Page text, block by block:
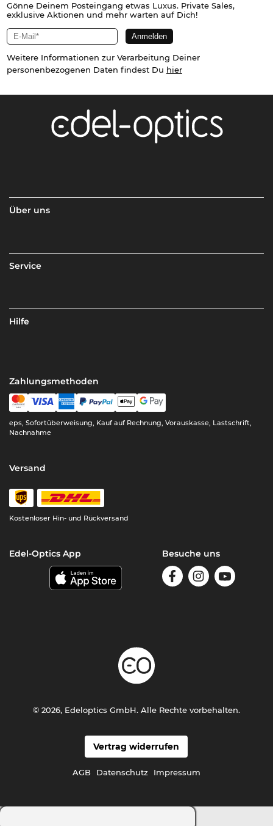
Gönne Deinem Posteingang etwas Luxus. Private Sales,
exklusive Aktionen und mehr warten auf Dich!
Weitere Informationen zur Verarbeitung Deiner
personenbezogenen Daten findest Du hier
Über uns
Service
Hilfe
Zahlungsmethoden
eps, Sofortüberweisung, Kauf auf Rechnung, Vorauskasse, Lastschrift,
Nachnahme
Versand
Kostenloser Hin- und Rückversand
Edel-Optics App Besuche uns
Vertrag widerrufen
AGB Datenschutz Impressum
© 2026, Edeloptics GmbH. Alle Rechte vorbehalten.